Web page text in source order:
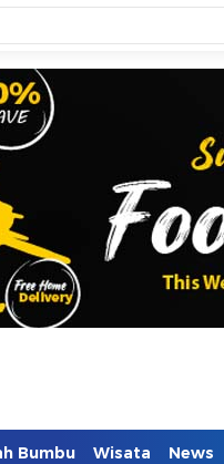
Bumbu Wisata News